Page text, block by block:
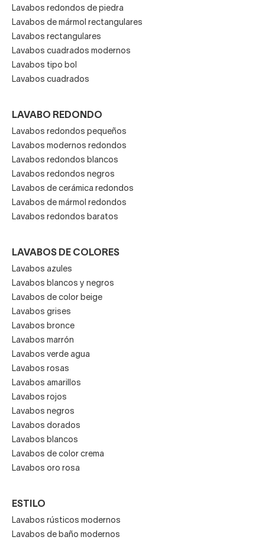
Lavabos redondos de piedra
Lavabos de mármol rectangulares
Lavabos rectangulares
Lavabos cuadrados modernos
Lavabos tipo bol
Lavabos cuadrados
LAVABO REDONDO
Lavabos redondos pequeños
Lavabos modernos redondos
Lavabos redondos blancos
Lavabos redondos negros
Lavabos de cerámica redondos
Lavabos de mármol redondos
Lavabos redondos baratos
LAVABOS DE COLORES
Lavabos azules
Lavabos blancos y negros
Lavabos de color beige
Lavabos grises
Lavabos bronce
Lavabos marrón
Lavabos verde agua
Lavabos rosas
Lavabos amarillos
Lavabos rojos
Lavabos negros
Lavabos dorados
Lavabos blancos
Lavabos de color crema
Lavabos oro rosa
ESTILO
Lavabos rústicos modernos
Lavabos de baño modernos